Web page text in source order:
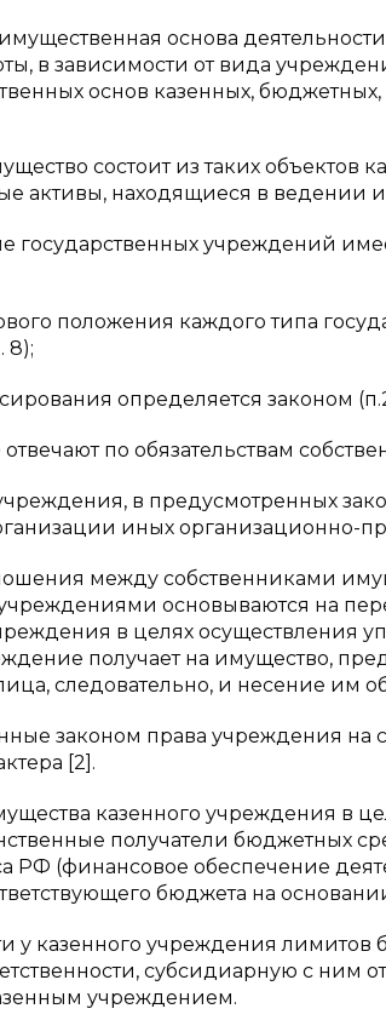
основа
в зависимости от вида
основ казенных,
состоит из таких объектов
активы, находящиеся в ведении и
государственных учреждений
положения каждого типа
8);
определяется законом
по обязательствам
в предусмотренных
иных организационно-
между собственниками
основываются на
в целях осуществления
получает на имущество,
следовательно, и несение им
законом права учреждения на
[2].
казенного учреждения в
получатели бюджетных
РФ (финансовое обеспечение
бюджета на
у казенного учреждения лимитов
субсидиарную с ним
учреждением.